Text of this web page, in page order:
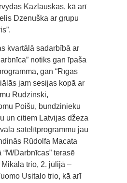
Kazlauskas, kā arī
Dzenuška ar grupu
kvartālā sadarbībā ar
notiks gan īpaša
gan “Rīgas
jam sesijas kopā ar
Rudzinski,
Poišu, bundzinieku
un citiem Latvijas džeza
satelītprogrammu jau
Rūdolfa Macata
Darbnīcas” terasē
trio, 2. jūlijā –
Usitalo trio, kā arī